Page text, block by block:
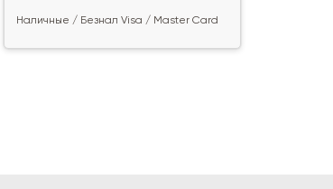
Наличные / Безнал Visa / Master Card